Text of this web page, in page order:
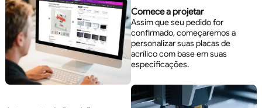
Comece a projetar
Assim que seu pedido for
confirmado, começaremos a
personalizar suas placas de
acrílico com base em suas
especificações.